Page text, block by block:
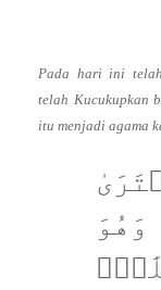
Pada hari ini
telah Kucukupkan
itu menjadi agama